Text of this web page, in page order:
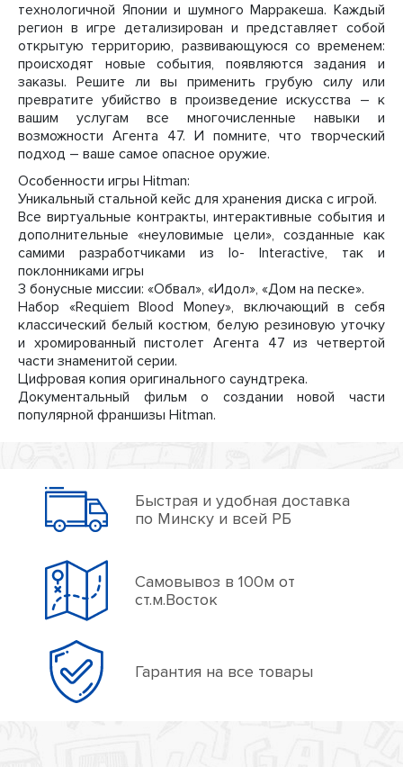
технологичной Японии и шумного Марракеша. Каждый
регион в игре детализирован и представляет собой
открытую территорию, развивающуюся со временем:
происходят новые события, появляются задания и
заказы. Решите ли вы применить грубую силу или
превратите убийство в произведение искусства – к
вашим услугам все многочисленные навыки и
возможности Агента 47. И помните, что творческий
подход – ваше самое опасное оружие.
Особенности игры Hitman:
Уникальный стальной кейс для хранения диска с игрой.
Все виртуальные контракты, интерактивные события и
дополнительные «неуловимые цели», созданные как
самими разработчиками из Io- Interactive, так и
поклонниками игры
3 бонусные миссии: «Обвал», «Идол», «Дом на песке».
Набор «Requiem Blood Money», включающий в себя
классический белый костюм, белую резиновую уточку
и хромированный пистолет Агента 47 из четвертой
части знаменитой серии.
Цифровая копия оригинального саундтрека.
Документальный фильм о создании новой части
популярной франшизы Hitman.
Быстрая и удобная доставка
по Минску и всей РБ
Самовывоз в 100м от
ст.м.Восток
Гарантия на все товары